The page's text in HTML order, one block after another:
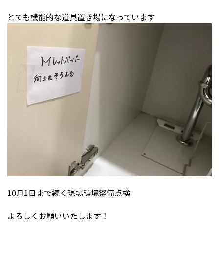
とても機能的な道具置き場になっています
10月1日まで続く現場環境整備点検
よろしくお願いいたします！